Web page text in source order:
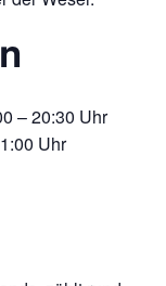
– 20:30 Uhr
Uhr